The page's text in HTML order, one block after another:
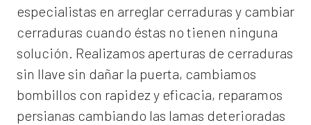
especialistas en arreglar cerraduras y cambiar
cerraduras cuando éstas no tienen ninguna
solución. Realizamos aperturas de cerraduras
sin llave sin dañar la puerta, cambiamos
bombillos con rapidez y eficacia, reparamos
persianas cambiando las lamas deterioradas